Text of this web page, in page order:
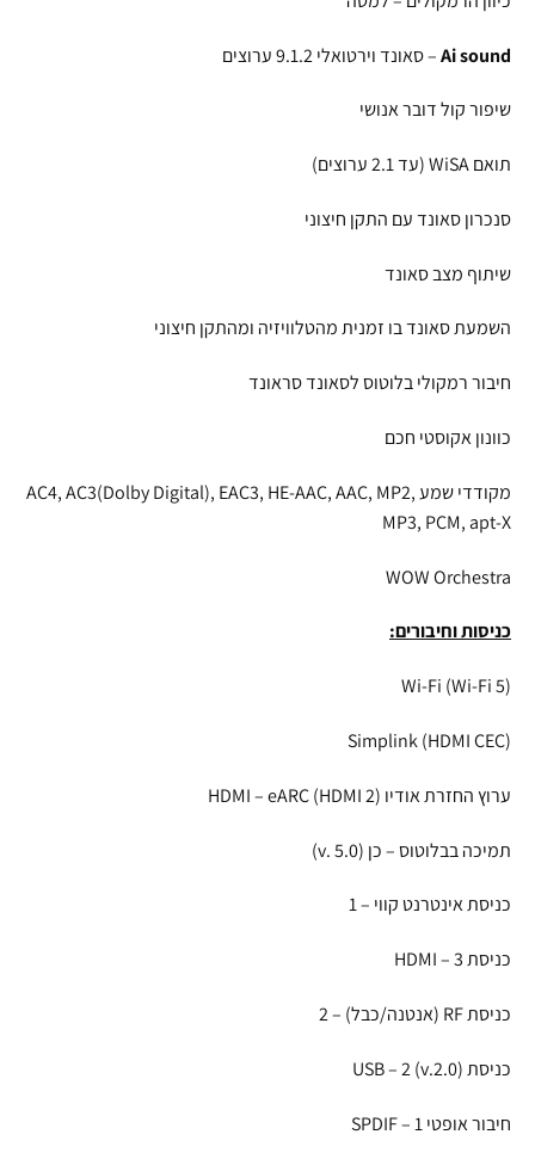
Ai sound– סאונד וירטואלי 9.1.2 ערוצים
שיפור קול דובר אנושי
תואם WiSA (עד 2.1 ערוצים)
סנכרון סאונד עם התקן חיצוני
שיתוף מצב סאונד
השמעת סאונד בו זמנית מהטלוויזיה ומהתקן חיצוני
חיבור רמקולי בלוטוס לסאונד סראונד
כוונון אקוסטי חכם
מקודדי שמע AC4, AC3(Dolby Digital), EAC3, HE-AAC, AAC, MP2,
MP3, PCM, apt-X
WOW Orchestra
כניסות וחיבורים:
Wi-Fi (Wi-Fi 5)
Simplink (HDMI CEC)
ערוץ החזרת אודיו HDMI – eARC (HDMI 2)
תמיכה בבלוטוס – כן (v. 5.0)
כניסת אינטרנט קווי – 1
כניסת HDMI – 3
כניסת RF (אנטנה/כבל) – 2
כניסת USB – 2 (v.2.0)
חיבור אופטי SPDIF – 1